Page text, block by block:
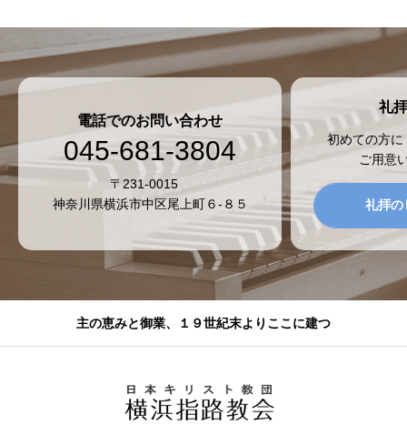
電話でのお問い合わせ
045-681-3804
〒231-0015
神奈川県横浜市中区尾上町６-８５
礼
初めての方
ご用意
礼拝の
主の恵みと御業、１９世紀末よりここに建つ